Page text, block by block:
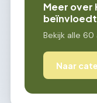
Meer over
beïnvloedt
Bekijk alle
Naar